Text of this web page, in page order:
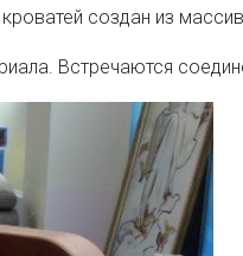
создан из
Встречаются